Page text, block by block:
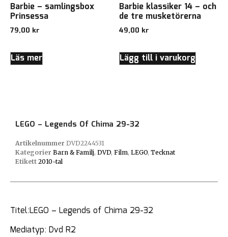
LEGO – Legends Of Chima 29-32
Artikelnummer DVD2244531
Kategorier Barn & Familj, DVD, Film, LEGO, Tecknat
Etikett 2010-tal
Titel:LEGO – Legends of Chima 29-32
Mediatyp: Dvd R2
Barbie – samlingsbox
Prinsessa
79,00 kr
Läs mer
Barbie klassiker 14 – och
de tre musketörerna
49,00 kr
Lägg till i varukorg